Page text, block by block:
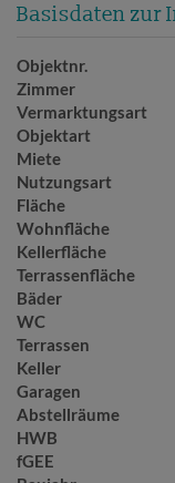
Basisdaten zur
Objektnr.
Zimmer
Vermarktungsart
Objektart
Miete
Nutzungsart
Fläche
Wohnfläche
Kellerfläche
Terrassenfläche
Bäder
WC
Terrassen
Keller
Garagen
Abstellräume
HWB
fGEE